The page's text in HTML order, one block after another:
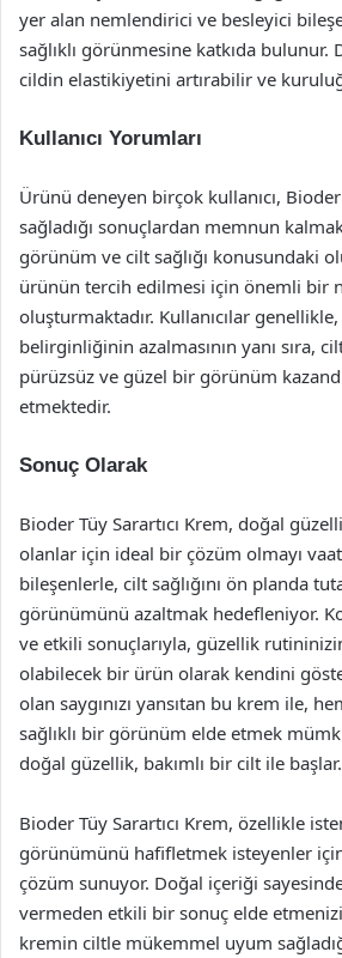
yer alan nemlendirici ve besleyici
sağlıklı görünmesine katkıda bulunur.
cildin elastikiyetini artırabilir ve
Kullanıcı Yorumları
Ürünü deneyen birçok kullanıcı, Bioder
sağladığı sonuçlardan memnun
görünüm ve cilt sağlığı konusundaki
ürünün tercih edilmesi için önemli bir
oluşturmaktadır. Kullanıcılar
belirginliğinin azalmasının yanı sıra,
pürüzsüz ve güzel bir görünüm
etmektedir.
Sonuç Olarak
Bioder Tüy Sarartıcı Krem, doğal
olanlar için ideal bir çözüm olmayı
bileşenlerle, cilt sağlığını ön planda
görünümünü azaltmak hedefleniyor.
ve etkili sonuçlarıyla, güzellik
olabilecek bir ürün olarak kendini
olan saygınızı yansıtan bu krem ile,
sağlıklı bir görünüm elde etmek
doğal güzellik, bakımlı bir cilt ile başlar.
Bioder Tüy Sarartıcı Krem, özellikle
görünümünü hafifletmek isteyenler
çözüm sunuyor. Doğal içeriği
vermeden etkili bir sonuç elde etmenizi
kremin ciltle mükemmel uyum